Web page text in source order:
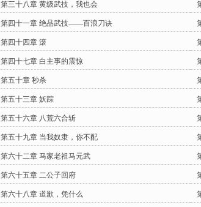
第三十八章 黄级武技，我也会
第四十一章 绝品武技——百浪刀诀
第四十四章 滚
第四十七章 白主事的震惊
第五十章 秒杀
第五十三章 妖踪
第五十六章 八荒六合斩
第五十九章 当我奴隶，你不配
第六十二章 马家老祖马元武
第六十五章 二公子回府
第六十八章 道歉，凭什么